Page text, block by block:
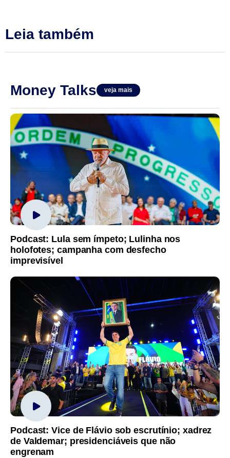
Leia também
Money Talks veja mais
Podcast: Lula sem ímpeto; Lulinha nos
holofotes; campanha com desfecho
imprevisível
Podcast: Vice de Flávio sob escrutínio; xadrez
de Valdemar; presidenciáveis que não
engrenam